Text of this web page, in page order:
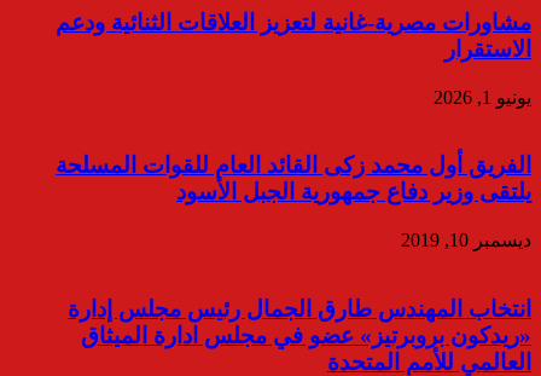
مشاورات مصرية-غانية لتعزيز العلاقات الثنائية ودعم
الاستقرار
يونيو 1, 2026
الفريق أول محمد زكى القائد العام للقوات المسلحة
يلتقى وزير دفاع جمهورية الجبل الأسود
ديسمبر 10, 2019
انتخاب المهندس طارق الجمال رئيس مجلس إدارة
«ريدكون بروبرتيز» عضو في مجلس ادارة الميثاق
العالمي للأمم المتحدة